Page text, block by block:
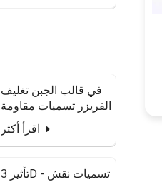
في قالب الجبن تغليف
الفريزر تسميات مقاومة
للماء وآمنة للطعام
تأثير 3D - تسميات نقش